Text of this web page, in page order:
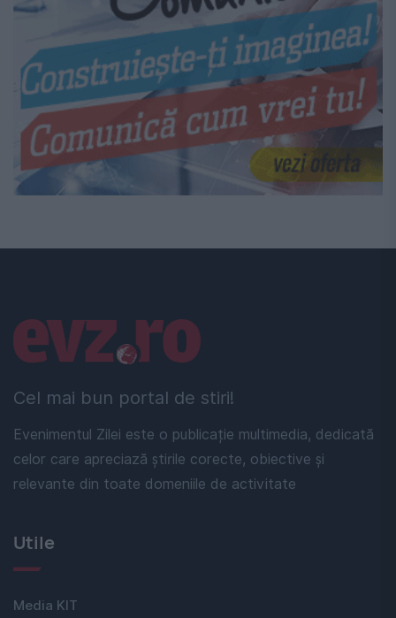
Cel mai bun portal de stiri!
Evenimentul Zilei este o publicație multimedia, dedicată
celor care apreciază știrile corecte, obiective și
relevante din toate domeniile de activitate
Linkuri utile
Utile
Media KIT